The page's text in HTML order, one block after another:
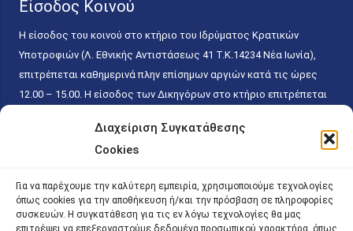
Διαχείριση Συγκατάθεσης
Cookies
Για να παρέχουμε την καλύτερη εμπειρία, χρησιμοποιούμε τεχνολογίες
όπως cookies για την αποθήκευση ή/και την πρόσβαση σε πληροφορίες
συσκευών. Η συγκατάθεση για τις εν λόγω τεχνολογίες θα μας
επιτρέψει να επεξεργαστούμε δεδομένα προσωπικού χαρακτήρα, όπως
Είσοδος Κοινού
Η είσοδος του κοινού στο κτήριο του Ιδρύματος Κρατικών
Υποτροφιών (Λ. Εθνικής Αντιστάσεως 41 T.K.14234 Νέα Ιωνία),
επιτρέπεται καθημερινά πλην επίσημων αργιών κατά τις ώρες
12.00 – 15.00. Η είσοδος των Δικηγόρων στο κτήριο επιτρέπεται
κάθε εργάσιμη ημέρα και ώρα χωρίς κανέναν χρονικό ή άλλο
περιορισμό. Η είσοδος του κοινού ειδικά στο γραφείο του
15.00. Η εξυπηρέτηση του κοινού πραγματοποιείται βάσει των
παγίων ισχυουσών διατάξεων. Για την αποφυγή συνωστισμού